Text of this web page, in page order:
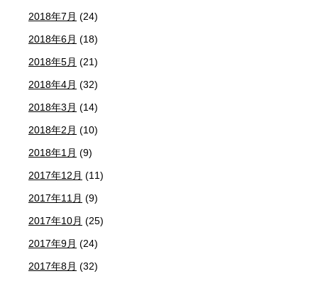
2018年7月 (24)
2018年6月 (18)
2018年5月 (21)
2018年4月 (32)
2018年3月 (14)
2018年2月 (10)
2018年1月 (9)
2017年12月 (11)
2017年11月 (9)
2017年10月 (25)
2017年9月 (24)
2017年8月 (32)